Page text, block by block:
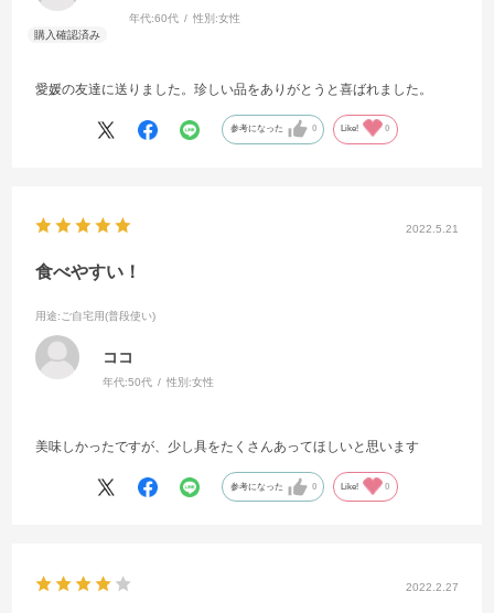
年代:60代 性別:女性
愛媛の友達に送りました。珍しい品をありがとうと喜ばれました。
参考になった 0 Like! 0
2022.5.21
食べやすい！
用途:ご自宅用(普段使い)
ココ
年代:50代 性別:女性
美味しかったですが、少し具をたくさんあってほしいと思います
参考になった 0 Like! 0
2022.2.27